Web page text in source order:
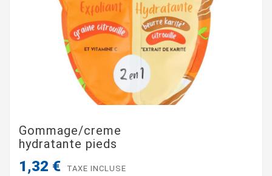
Gommage/creme
hydratante pieds
1,32 € TAXE INCLUSE